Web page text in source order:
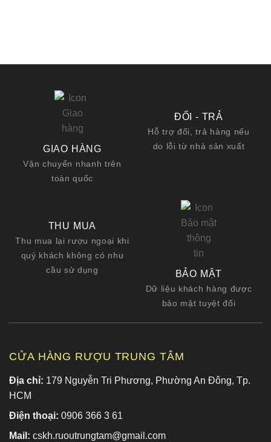
GIAO HÀNG
Vận chuyển nhanh trên
toàn quốc
ĐỔI - TRẢ
Hỗ trợ đổi, trả hàng nếu
do lỗi từ nhà sản xuất
THU MUA
Thu mua lại rượu ngoại khi
quý khách không có nhu
cầu sử dụng
BẢO MẬT
Dữ liệu khách hàng được
bảo mật tuyệt đối
CỬA HÀNG RƯỢU TRUNG TÂM
Địa chỉ: 179 Nguyễn Tri Phương, Phường An Đông, Tp.
HCM
Điện thoại: 0906 366 3 61
Mail: cskh.ruoutrungtam@gmail.com